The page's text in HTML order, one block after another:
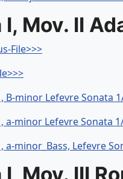
I, Mov. II
File>>>
B-minor Lefevre Sonata
, a-minor Lefevre Sonata
a-minor_Bass, Lefevre